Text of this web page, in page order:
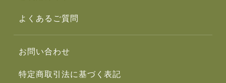
よくあるご質問
お問い合わせ
特定商取引法に基づく表記